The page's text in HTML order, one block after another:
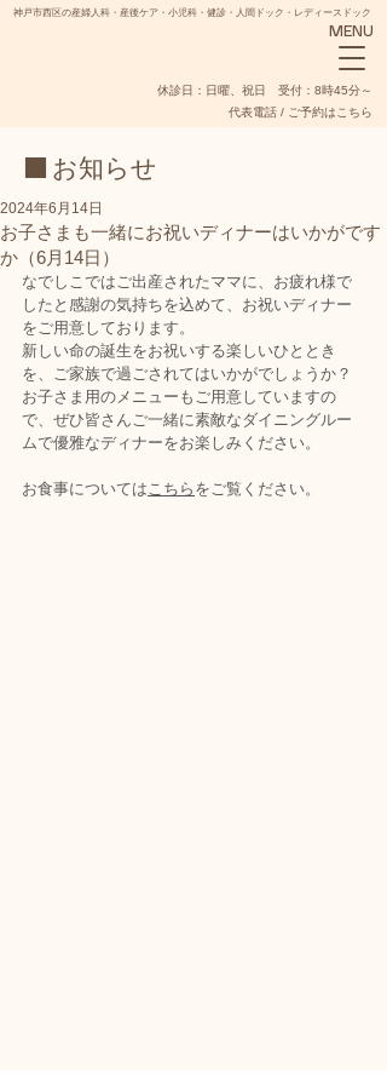
NADESHIKO
​休診日：日曜、祝日 受付：8時45分～
代表電話 / ご予約はこちら
MENU
神戸市西区の産婦人科・産後ケア・小児科・健診・人間ドック・レディースドック
■ お知らせ
お子さまも一緒にお祝いディナーはいかがです
か（6月14日）
2024年6月14日
なでしこではご出産されたママに、お疲れ様で
したと感謝の気持ちを込めて、お祝いディナー
をご用意しております。
新しい命の誕生をお祝いする楽しいひととき
を、ご家族で過ごされてはいかがでしょうか？
お子さま用のメニューもご用意していますの
で、ぜひ皆さんご一緒に素敵なダイニングルー
ムで優雅なディナーをお楽しみください。
お食事についてはこちら をご覧ください。